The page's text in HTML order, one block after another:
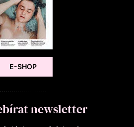
E-SHOP
newsletter